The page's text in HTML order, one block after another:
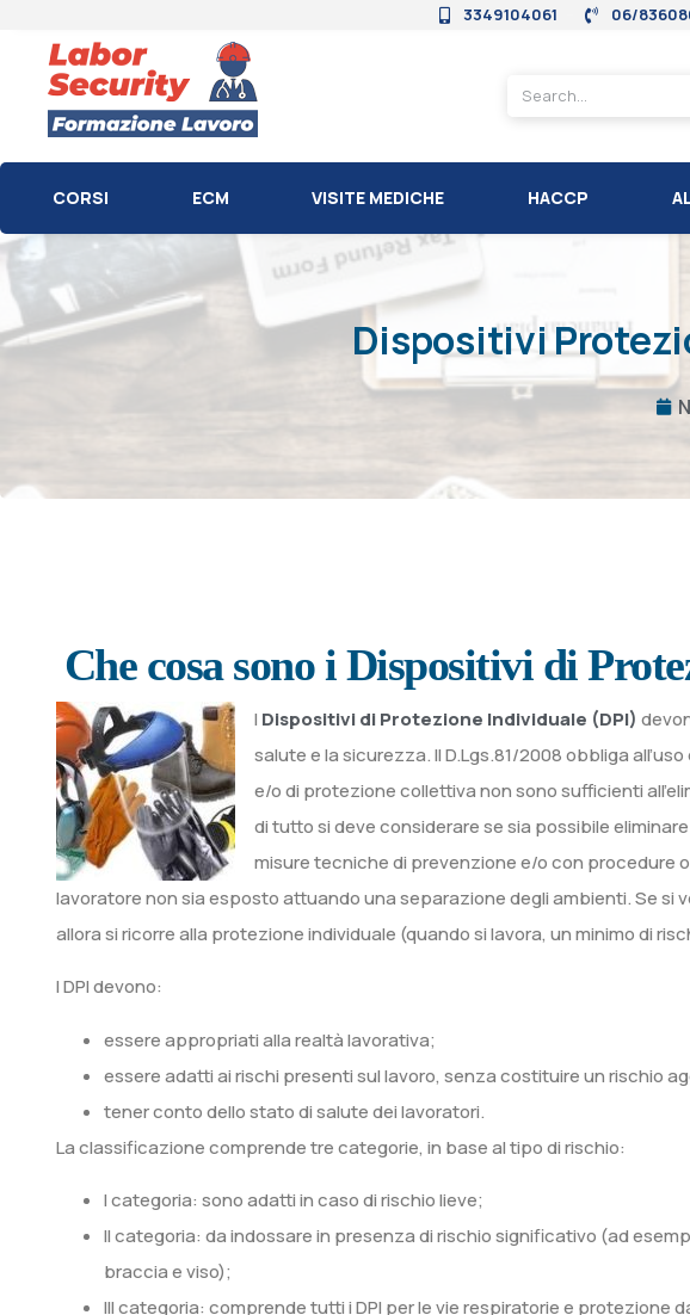
3349104061 06/
CORSI ECM VISITE MEDICHE HACCP
Dispositivi
Che cosa sono i Dispositivi di
I Dispositivi di Protezione Individuale (DPI)
salute e la sicurezza. Il D.Lgs.81/2008 obbliga
e/o di protezione collettiva non sono sufficienti
di tutto si deve considerare se sia possibile
misure tecniche di prevenzione e/o con procedure
lavoratore non sia esposto attuando una separazione degli ambienti. Se si
allora si ricorre alla protezione individuale (quando si lavora, un minimo di
I DPI devono:
essere appropriati alla realtà lavorativa;
essere adatti ai rischi presenti sul lavoro, senza costituire un rischio
tener conto dello stato di salute dei lavoratori.
La classificazione comprende tre categorie, in base al tipo di rischio:
I categoria: sono adatti in caso di rischio lieve;
II categoria: da indossare in presenza di rischio significativo (ad
braccia e viso);
III categoria: comprende tutti i DPI per le vie respiratorie e protezione